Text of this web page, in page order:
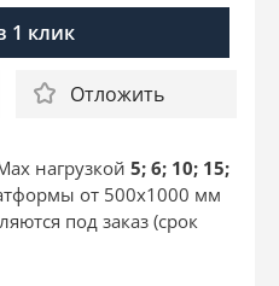
1 клик
Отложить
нагрузкой 5; 6; 10; 15;
от 500х1000 мм
под заказ (срок